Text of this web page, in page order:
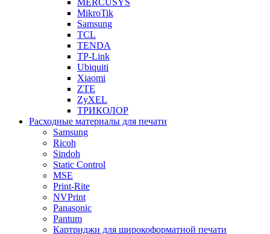
MERCUSYS
MikroTik
Samsung
TCL
TENDA
TP-Link
Ubiquiti
Xiaomi
ZTE
ZyXEL
ТРИКОЛОР
Расходные материалы для печати
Samsung
Ricoh
Sindoh
Static Control
MSE
Print-Rite
NVPrint
Panasonic
Pantum
Картриджи для широкоформатной печати